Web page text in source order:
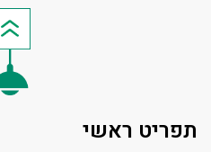
תפריט ראשי